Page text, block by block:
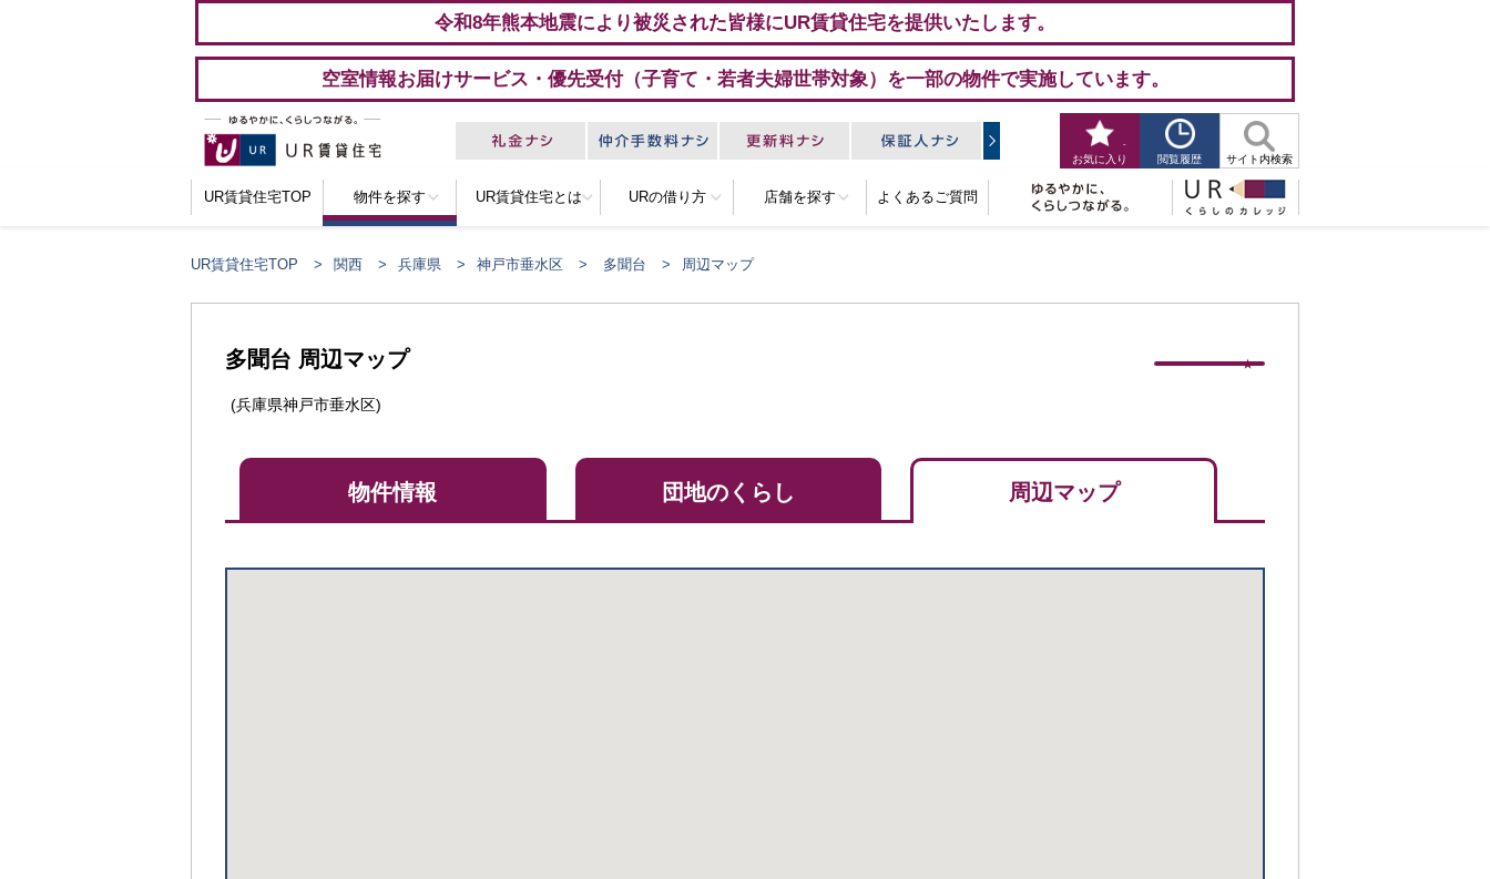
令和8年熊本地震により被災された皆様にUR賃貸住宅を提供いたします。
空室情報お届けサービス・優先受付（子育て・若者夫婦世帯対象）を一部の物件で実施しています。
お気に入り
-
閲覧履歴 サイト内検索
UR賃貸住宅TOP 物件を探す UR賃貸住宅とは URの借り方 店舗を探す よくあるご質問
UR賃貸住宅TOP 関西 兵庫県 神戸市垂水区 多聞台 周辺マップ
多聞台 周辺マップ
(兵庫県神戸市垂水区)
物件情報 団地のくらし 周辺マップ